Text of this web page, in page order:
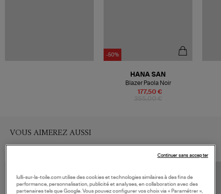
-50%
177,50 €
HANA SAN
Blazer Paola Noir
VOUS AIMEREZ AUSSI
lulli-sur-la-toile.com utilise des cookies et technologies similaires à des fins de
performance, personnalisation, publicité et analyses, en collaboration avec des
partenaires tels que Google. Vous pouvez configurer vos choix via « Paramétrer »,
Continuer sans accepter